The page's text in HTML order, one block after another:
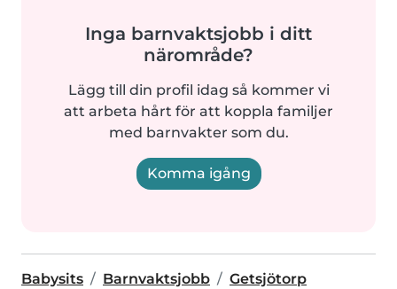
Inga barnvaktsjobb i ditt
närområde?
Lägg till din profil idag så kommer vi
att arbeta hårt för att koppla familjer
med barnvakter som du.
Komma igång
Babysits Barnvaktsjobb Getsjötorp